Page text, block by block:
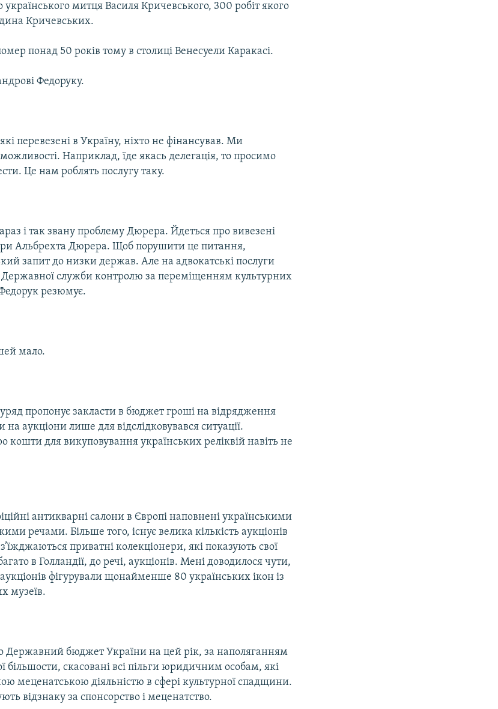
митця Василя Кричевського, 300 робіт якого
Кричевських.
понад 50 років тому в столиці Венесуели Каракасі.
Федоруку.
перевезені в Україну, ніхто не фінансував. Ми
Наприклад, їде якась делегація, то просимо
Це нам роблять послугу таку.
і так звану проблему Дюрера. Йдеться про вивезені
Альбрехта Дюрера. Щоб порушити це питання,
запит до низки держав. Але на адвокатські послуги
служби контролю за переміщенням культурних
резюмує.
мало.
пропонує закласти в бюджет гроші на відрядження
на аукціони лише для відслідковувався ситуації.
кошти для викуповування українських реліквій навіть не
антикварні салони в Європі наповнені українськими
речами. Більше того, існує велика кількість аукціонів
приватні колекціонери, які показують свої
в Голландії, до речі, аукціонів. Мені доводилося чути,
фігурували щонайменше 80 українських ікон із
музеїв.
Державний бюджет України на цей рік, за наполяганням
більшости, скасовані всі пільги юридичним особам, які
меценатською діяльністю в сфері культурної спадщини.
відзнаку за спонсорство і меценатство.